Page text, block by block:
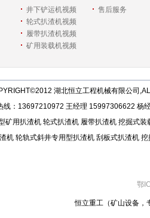
井下铲运机视频
轮式扒渣机视频
履带扒渣机视频
矿用装载机视频
售后服务
湖北恒立工程机械有限公司
线：13697210972 王经理 15997306622 杨
矿用扒渣机 轮式扒渣机 履带扒渣机 挖掘式装
机 轮轨式斜井专用型扒渣机 刮板式扒渣机 挖
鄂
恒立重工（矿山设备，